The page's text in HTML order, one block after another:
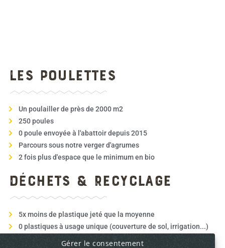
Gérer le consentement
Les poulettes
Un poulailler de près de 2000 m2
250 poules
0 poule envoyée à l'abattoir depuis 2015
Parcours sous notre verger d'agrumes
2 fois plus d'espace que le minimum en bio
Déchets & recyclage
5x moins de plastique jeté que la moyenne
0 plastiques à usage unique (couverture de sol, irrigation...)